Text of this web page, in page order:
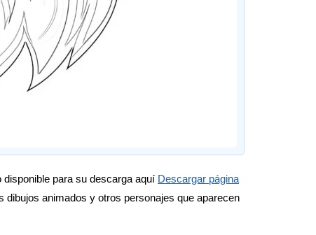
para su descarga aquí Descargar página
dibujos animados y otros personajes que aparecen